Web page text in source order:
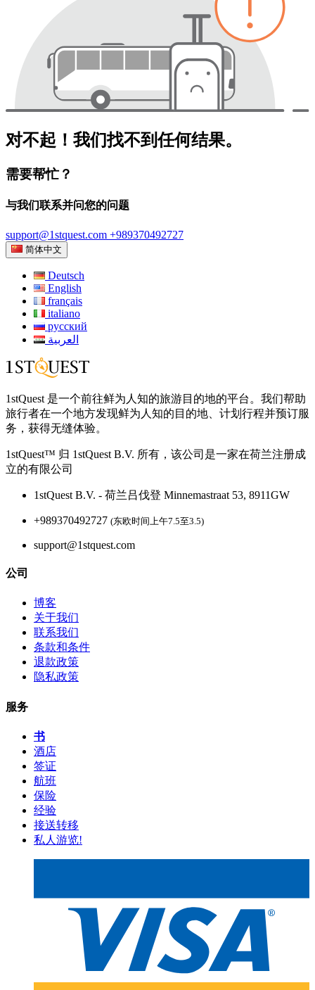
对不起！我们找不到任何结果。
需要帮忙？
与我们联系并问您的问题
support@1stquest.com +989370492727
简体中文
Deutsch
English
français
italiano
русский
العربية
1stQuest 是一个前往鲜为人知的旅游目的地的平台。我们帮助
旅行者在一个地方发现鲜为人知的目的地、计划行程并预订服
务，获得无缝体验。
1stQuest™ 归 1stQuest B.V. 所有，该公司是一家在荷兰注册成
立的有限公司
1stQuest B.V. - 荷兰吕伐登 Minnemastraat 53, 8911GW
+989370492727 (东欧时间上午7.5至3.5)
support@1stquest.com
公司
博客
关于我们
联系我们
条款和条件
退款政策
隐私政策
服务
书
酒店
签证
航班
保险
经验
接送转移
私人游览!